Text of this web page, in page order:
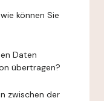
können Sie
Daten
übertragen?
zwischen der